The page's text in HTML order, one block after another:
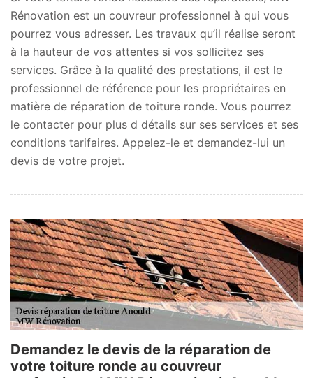
Rénovation est un couvreur professionnel à qui vous
pourrez vous adresser. Les travaux qu’il réalise seront
à la hauteur de vos attentes si vos sollicitez ses
services. Grâce à la qualité des prestations, il est le
professionnel de référence pour les propriétaires en
matière de réparation de toiture ronde. Vous pourrez
le contacter pour plus d détails sur ses services et ses
conditions tarifaires. Appelez-le et demandez-lui un
devis de votre projet.
Demandez le devis de la réparation de
votre toiture ronde au couvreur